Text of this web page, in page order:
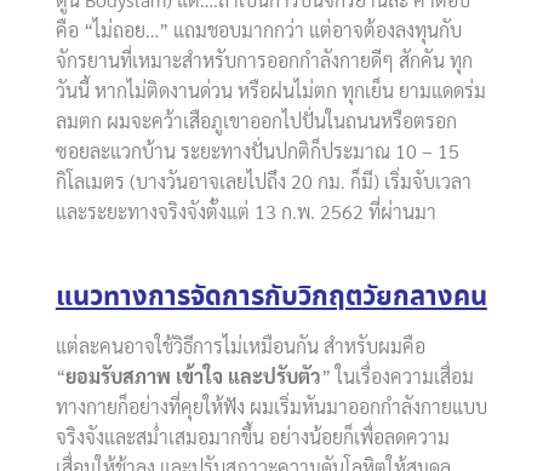
คือ “ไม่ถอย…” แถมชอบมากกว่า แต่อาจต้องลงทุนกับ
จักรยานที่เหมาะสำหรับการออกกำลังกายดีๆ สักคัน ทุก
วันนี้ หากไม่ติดงานด่วน หรือฝนไม่ตก ทุกเย็น ยามแดดร่ม
ลมตก ผมจะคว้าเสือภูเขาออกไปปั่นในถนนหรือตรอก
ซอยละแวกบ้าน ระยะทางปั่นปกติก็ประมาณ 10 – 15
กิโลเมตร (บางวันอาจเลยไปถึง 20 กม. ก็มี) เริ่มจับเวลา
และระยะทางจริงจังตั้งแต่ 13 ก.พ. 2562 ที่ผ่านมา
แนวทางการจัดการกับวิกฤตวัยกลางคน
แต่ละคนอาจใช้วิธีการไม่เหมือนกัน สำหรับผมคือ
“ยอมรับสภาพ เข้าใจ และปรับตัว” ในเรื่องความเสื่อม
ทางกายก็อย่างที่คุยให้ฟัง ผมเริ่มหันมาออกกำลังกายแบบ
จริงจังและสม่ำเสมอมากขึ้น อย่างน้อยก็เพื่อลดความ